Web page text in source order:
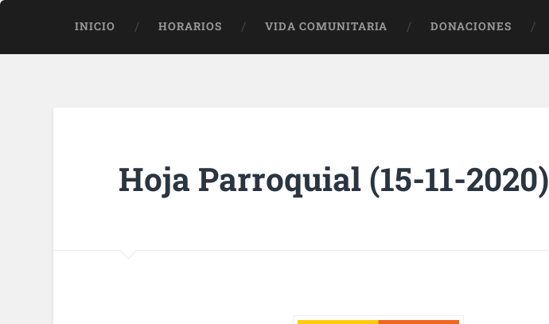
INICIO HORARIOS VIDA COMUNITARIA DONACIONES
Hoja Parroquial (15-11-2020)